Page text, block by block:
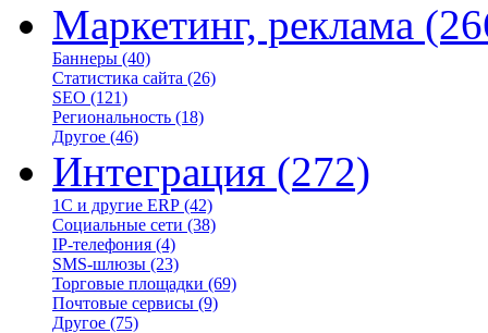
Маркетинг, реклама
Баннеры (40)
Статистика сайта (26)
SEO (121)
Региональность (18)
Другое (46)
Интеграция (272)
1С и другие ERP (42)
Социальные сети (38)
IP-телефония (4)
SMS-шлюзы (23)
Торговые площадки (69)
Почтовые сервисы (9)
Другое (75)